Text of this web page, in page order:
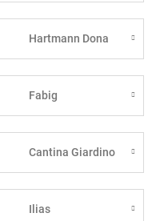
Hartmann Dona
Fabig
Cantina Giardino
Ilias